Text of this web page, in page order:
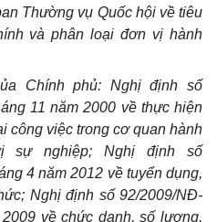
Thường vụ Quốc hội về tiêu
và phân loại đơn vị hành
Chính phủ: Nghị định số
11 năm 2000 về thực hiện
công việc trong cơ quan hành
sự nghiệp; Nghị định số
4 năm 2012 về tuyển dụng,
Nghị định số 92/2009/NĐ-
về chức danh, số lượng,